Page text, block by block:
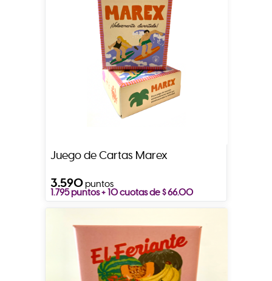
Juego de Cartas Marex
3.590puntos
1.795 puntos + 10 cuotas de $ 66.00